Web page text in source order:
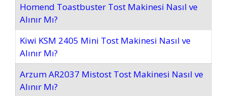
Homend Toastbuster Tost Makinesi Nasıl ve
Alınır Mı?
Kiwi KSM 2405 Mini Tost Makinesi Nasıl ve
Alınır Mı?
Arzum AR2037 Mistost Tost Makinesi Nasıl ve
Alınır Mı?